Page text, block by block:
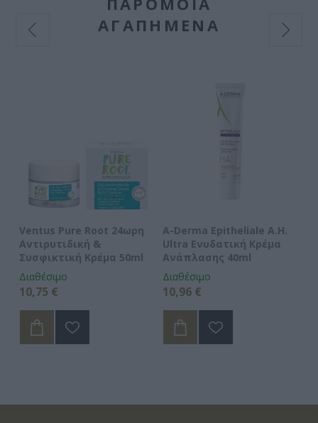
ΑΓΑΠΗΜΈΝΑ
Ventus Pure Root 24ωρη
Αντιρυτιδική &
Συσφικτική Κρέμα 50ml
Διαθέσιμο
10,75 €
A-Derma Epitheliale A.H.
Ultra Ενυδατική Κρέμα
Ανάπλασης 40ml
Διαθέσιμο
10,96 €